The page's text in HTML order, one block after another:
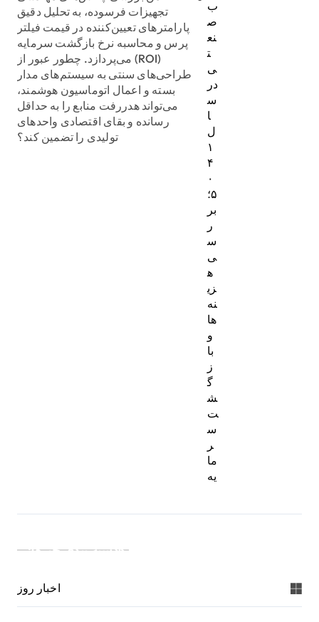
ب
ص
نع
ت
ی
در
س
ا
ل
۱
۴
۰
۵؛
بر
ر
س
ی
ه
زی
نه‌
ها
و
با
ز
گ
ش
ت
س
ر
ما
یه
تجهیزات فرسوده، به تحلیل دقیق
پارامترهای تعیین‌کننده در قیمت فیلتر
پرس و محاسبه نرخ بازگشت سرمایه
(ROI) می‌پردازد. چطور عبور از
طراحی‌های سنتی به سیستم‌های مدار
بسته و اعمال اتوماسیون هوشمند،
می‌تواند هدررفت منابع را به حداقل
رسانده و بقای اقتصادی واحدهای
تولیدی را تضمین کند؟
دسته بندی خبرها:
اخبار روز